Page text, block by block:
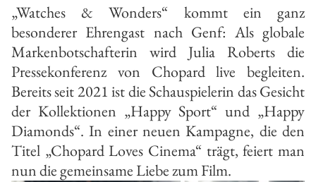
„Watches & Wonders“ kommt ein ganz
besonderer Ehrengast nach Genf: Als globale
Markenbotschafterin wird Julia Roberts die
Pressekonferenz von Chopard live begleiten.
Bereits seit 2021 ist die Schauspielerin das Gesicht
der Kollektionen „Happy Sport“ und „Happy
Diamonds“. In einer neuen Kampagne, die den
Titel „Chopard Loves Cinema“ trägt, feiert man
nun die gemeinsame Liebe zum Film.